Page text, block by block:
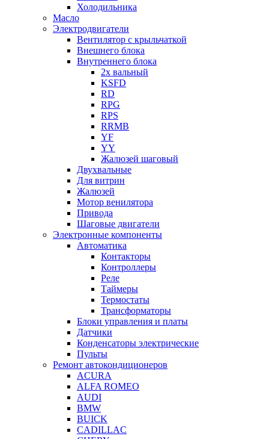
Холодильника
Масло
Электродвигатели
Вентилятор с крыльчаткой
Внешнего блока
Внутреннего блока
2х вальный
KSFD
RD
RPG
RPS
RRMB
YF
YY
Жалюзей шаговый
Двухвальные
Для витрин
Жалюзей
Мотор венилятора
Привода
Шаговые двигатели
Электронные компоненты
Автоматика
Контакторы
Контроллеры
Реле
Таймеры
Термостаты
Трансформаторы
Блоки управления и платы
Датчики
Конденсаторы электрические
Пульты
Ремонт автокондиционеров
ACURA
ALFA ROMEO
AUDI
BMW
BUICK
CADILLAC